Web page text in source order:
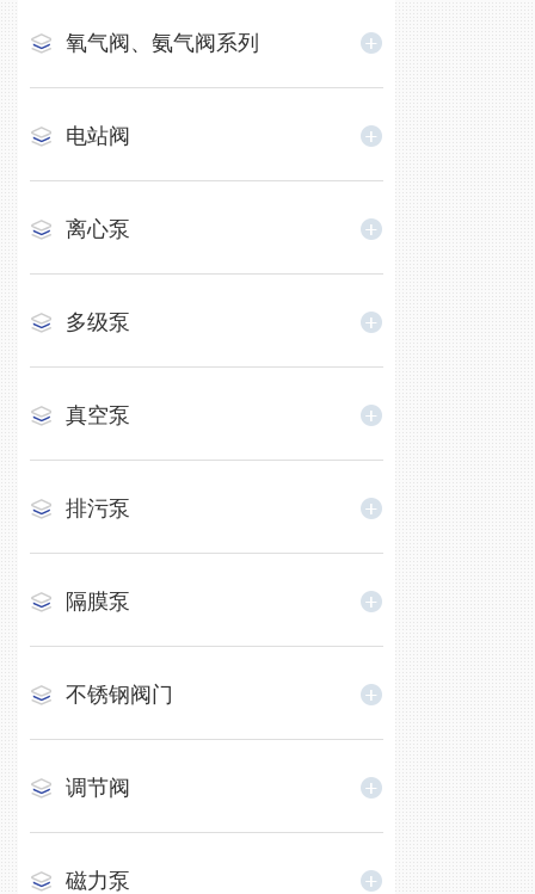
氧气阀、氨气阀系列
电站阀
离心泵
多级泵
真空泵
排污泵
隔膜泵
不锈钢阀门
调节阀
磁力泵